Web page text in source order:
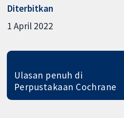
Diterbitkan
1 April 2022
Ulasan penuh di
Perpustakaan Cochrane